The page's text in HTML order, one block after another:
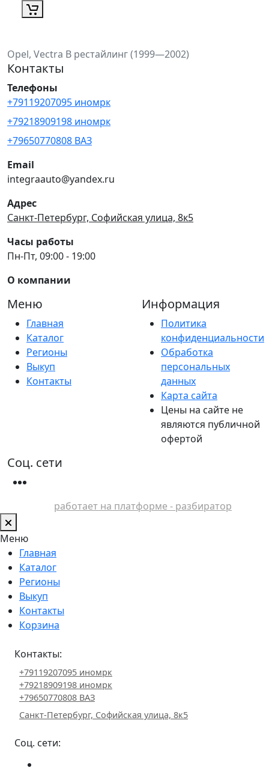
Opel, Vectra B рестайлинг (1999—2002)
Контакты
Телефоны
+79119207095 иномрк
+79218909198 иномрк
+79650770808 ВАЗ
Email
integraauto@yandex.ru
Адрес
Санкт-Петербург, Софийская улица, 8к5
Часы работы
Пн-Пт, 09:00 - 19:00
О компании
Меню
Главная
Каталог
Регионы
Выкуп
Контакты
Информация
Политика
конфиденциальности
Обработка
персональных
данных
Карта сайта
Цены на сайте не
являются публичной
офертой
Соц. сети
работает на платформе - разбиратор
Меню
Главная
Каталог
Регионы
Выкуп
Контакты
Корзина
Контакты:
+79119207095 иномрк
+79218909198 иномрк
+79650770808 ВАЗ
Санкт-Петербург, Софийская улица, 8к5
Соц. сети: